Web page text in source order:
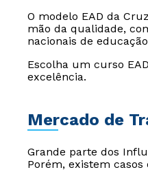
O modelo EAD da
mão da qualidade,
nacionais de
Escolha um curso
excelência.
Mercado de
Grande parte dos
Porém, existem